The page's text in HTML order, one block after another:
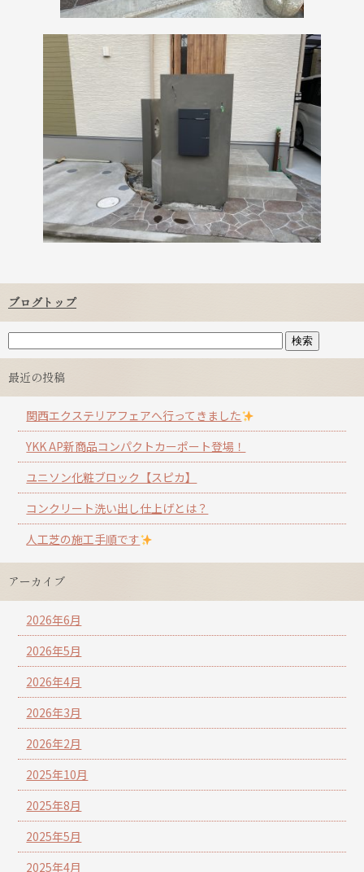
ブログトップ
最近の投稿
関西エクステリアフェアへ行ってきました
YKK AP新商品コンパクトカーポート登場！
ユニソン化粧ブロック【スピカ】
コンクリート洗い出し仕上げとは？
人工芝の施工手順です
アーカイブ
2026年6月
2026年5月
2026年4月
2026年3月
2026年2月
2025年10月
2025年8月
2025年5月
2025年4月